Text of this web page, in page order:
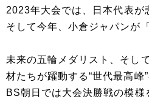
2023年大会では、日本代表が
そして今年、小倉ジャパンが
未来の五輪メダリスト、そし
材たちが躍動する“世代最高峰”
BS朝日では大会決勝戦の模